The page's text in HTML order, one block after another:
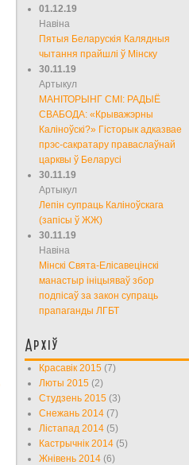
01.12.19
Навіна
Пятыя Беларускія Калядныя
чытання прайшлі ў Мінску
30.11.19
Артыкул
МАНІТОРЫНГ СМІ: РАДЫЁ
СВАБОДА: «Крыважэрны
Каліноўскі?» Гісторык адказвае
прэс-сакратару праваслаўнай
царквы ў Беларусі
30.11.19
Артыкул
Лепін супраць Каліноўскага
(запісы ў ЖЖ)
30.11.19
Навіна
Мінскі Свята-Елісавецінскі
манастыр ініцыяваў збор
подпісаў за закон супраць
прапаганды ЛГБТ
Архіў
Красавік 2015 (7)
Люты 2015 (2)
Студзень 2015 (3)
Снежань 2014 (7)
Лістапад 2014 (5)
Кастрычнік 2014 (5)
Жнівень 2014 (6)